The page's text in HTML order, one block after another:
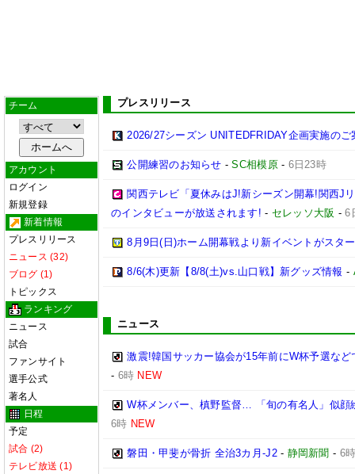
チーム
アカウント
ログイン
新規登録
新着情報
プレスリリース
ニュース (32)
ブログ (1)
トピックス
ランキング
ニュース
試合
ファンサイト
選手公式
著名人
日程
予定
試合 (2)
テレビ放送 (1)
プレスリリース
2026/27シーズン UNITEDFRIDAY企画実施のご
公開練習のお知らせ -SC相模原- 6日23時
関西テレビ「夏休みはJ!新シーズン開幕!関西J
のインタビューが放送されます! - セレッソ大阪 -6
8月9日(日)ホーム開幕戦より新イベントがスタ
8/6(木)更新【8/8(土)vs.山口戦】新グッズ情報 -
ニュース
激震!韓国サッカー協会が15年前にW杯予選な
- 6時 NEW
W杯メンバー、槙野監督… 「旬の有名人」似顔
6時 NEW
磐田・甲斐が骨折 全治3カ月-J2- 静岡新聞 - 6